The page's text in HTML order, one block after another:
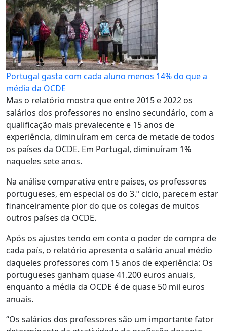
Portugal gasta com cada aluno menos 14% do que a
média da OCDE
Mas o relatório mostra que entre 2015 e 2022 os
salários dos professores no ensino secundário, com a
qualificação mais prevalecente e 15 anos de
experiência, diminuíram em cerca de metade de todos
os países da OCDE. Em Portugal, diminuíram 1%
naqueles sete anos.
Na análise comparativa entre países, os professores
portugueses, em especial os do 3.º ciclo, parecem estar
financeiramente pior do que os colegas de muitos
outros países da OCDE.
Após os ajustes tendo em conta o poder de compra de
cada país, o relatório apresenta o salário anual médio
daqueles professores com 15 anos de experiência: Os
portugueses ganham quase 41.200 euros anuais,
enquanto a média da OCDE é de quase 50 mil euros
anuais.
“Os salários dos professores são um importante fator